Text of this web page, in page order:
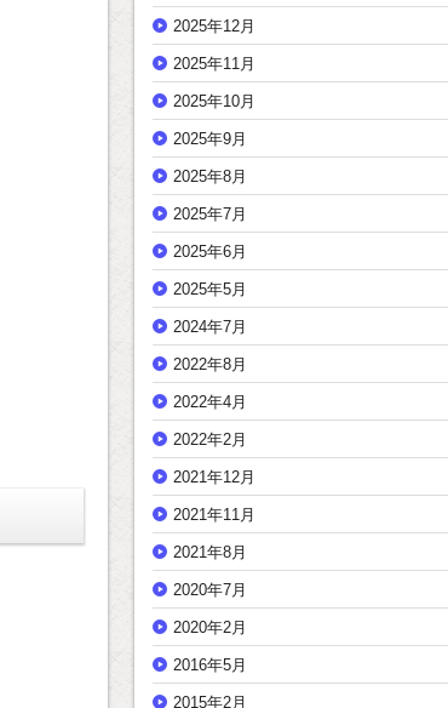
2025年12月
2025年11月
2025年10月
2025年9月
2025年8月
2025年7月
2025年6月
2025年5月
2024年7月
2022年8月
2022年4月
2022年2月
2021年12月
2021年11月
2021年8月
2020年7月
2020年2月
2016年5月
2015年2月